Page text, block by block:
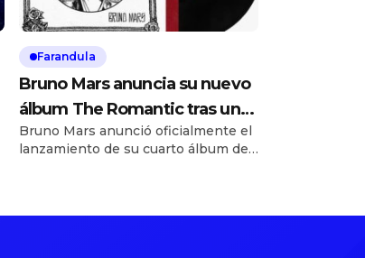
Farandula
Bruno Mars anuncia su nuevo
álbum The Romantic tras una
década sin material solista
Bruno Mars anunció oficialmente el
lanzamiento de su cuarto álbum de